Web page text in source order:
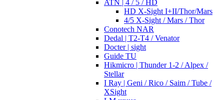
ATN | 4 / 5 / HD
HD X-Sight I+II/Thor/Mars
4/5 X-Sight / Mars / Thor
Conotech NAR
Dedal | T2-T4 / Venator
Docter | sight
Guide TU
Hikmicro | Thunder 1-2 / Alpex /
Stellar
I Ray | Geni / Rico / Saim / Tube /
XSight